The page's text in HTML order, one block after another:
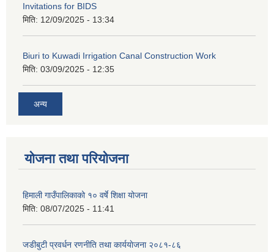
Invitations for BIDS
मिति: 12/09/2025 - 13:34
Biuri to Kuwadi Irrigation Canal Construction Work
मिति: 03/09/2025 - 12:35
अन्य
योजना तथा परियोजना
हिमाली गाउँपालिकाको १० वर्षे शिक्षा योजना
मिति: 08/07/2025 - 11:41
जडीबुटी प्रवर्धन रणनीति तथा कार्ययाेजना २०८१-८६